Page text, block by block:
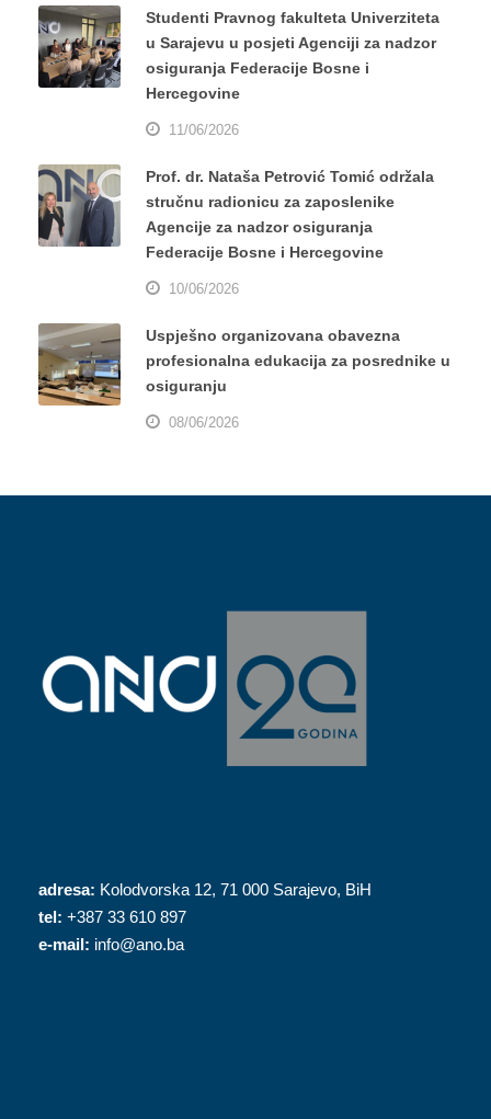
Studenti Pravnog fakulteta Univerziteta
u Sarajevu u posjeti Agenciji za nadzor
osiguranja Federacije Bosne i
Hercegovine
11/06/2026
Prof. dr. Nataša Petrović Tomić održala
stručnu radionicu za zaposlenike
Agencije za nadzor osiguranja
Federacije Bosne i Hercegovine
10/06/2026
Uspješno organizovana obavezna
profesionalna edukacija za posrednike u
osiguranju
08/06/2026
adresa: Kolodvorska 12, 71 000 Sarajevo, BiH
tel: +387 33 610 897
e-mail: info@ano.ba